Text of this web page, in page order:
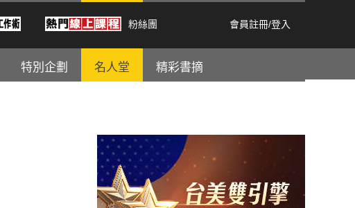
粉絲團 會員註冊/登入
特別企劃 名人堂 精彩書摘